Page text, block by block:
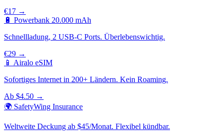
€17 →
🔋 Powerbank 20.000 mAh
Schnellladung, 2 USB-C Ports. Überlebenswichtig.
€29 →
📱 Airalo eSIM
Sofortiges Internet in 200+ Ländern. Kein Roaming.
Ab $4.50 →
🌍 SafetyWing Insurance
Weltweite Deckung ab $45/Monat. Flexibel kündbar.